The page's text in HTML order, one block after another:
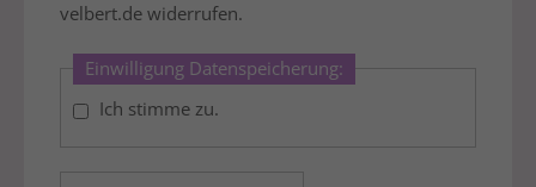
velbert.de widerrufen.
Einwilligung Datenspeicherung:
Ich stimme zu.